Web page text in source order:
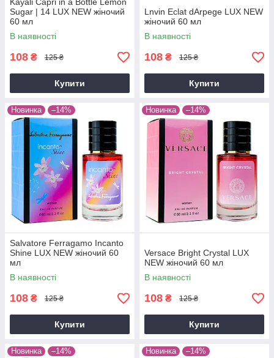
Kayali Capri in a Bottle Lemon
Sugar | 14 LUX NEW жіночий
60 мл
В наявності
108 ₴ 125 ₴
Купити
Lnvin Eclat dArpege LUX NEW
жіночий 60 мл
В наявності
108 ₴ 125 ₴
Купити
Новинка –14%
Salvatore Ferragamo Incanto
Shine LUX NEW жіночий 60
мл
В наявності
108 ₴ 125 ₴
Купити
Новинка –14%
Versace Bright Crystal LUX
NEW жіночий 60 мл
В наявності
108 ₴ 125 ₴
Купити
Новинка –14% Новинка –14%